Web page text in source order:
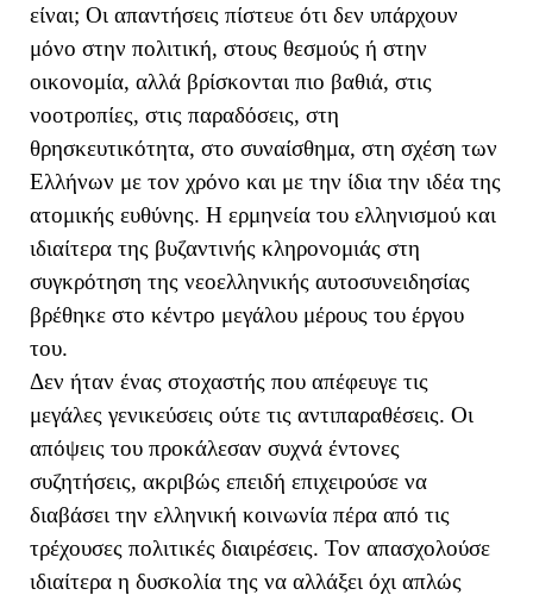
είναι; Οι απαντήσεις πίστευε ότι δεν υπάρχουν
μόνο στην πολιτική, στους θεσμούς ή στην
οικονομία, αλλά βρίσκονται πιο βαθιά, στις
νοοτροπίες, στις παραδόσεις, στη
θρησκευτικότητα, στο συναίσθημα, στη σχέση των
Ελλήνων με τον χρόνο και με την ίδια την ιδέα της
ατομικής ευθύνης. Η ερμηνεία του ελληνισμού και
ιδιαίτερα της βυζαντινής κληρονομιάς στη
συγκρότηση της νεοελληνικής αυτοσυνειδησίας
βρέθηκε στο κέντρο μεγάλου μέρους του έργου
του.
Δεν ήταν ένας στοχαστής που απέφευγε τις
μεγάλες γενικεύσεις ούτε τις αντιπαραθέσεις. Οι
απόψεις του προκάλεσαν συχνά έντονες
συζητήσεις, ακριβώς επειδή επιχειρούσε να
διαβάσει την ελληνική κοινωνία πέρα από τις
τρέχουσες πολιτικές διαιρέσεις. Τον απασχολούσε
ιδιαίτερα η δυσκολία της να αλλάξει όχι απλώς